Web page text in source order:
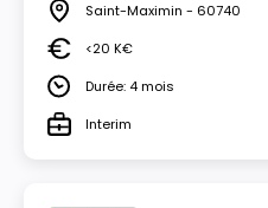
Lieu Saint-Maximin - 60740
Salaire<20 K€
DuréeDurée: 4 mois
TypeInterim